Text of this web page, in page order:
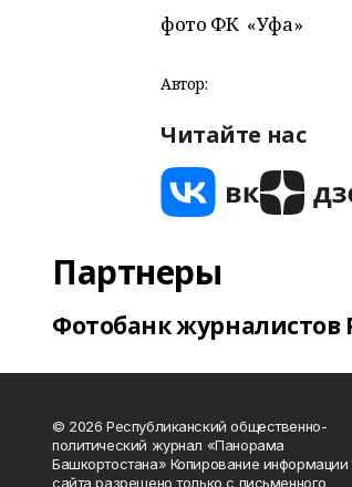
фото ФК «Уфа»
Автор:
Читайте нас
Партнеры
Фотобанк журналистов
© 2026 Республиканский общественно-
политический журнал «Панорама
Башкортостана» Копирование информации
сайта разрешено только с письменного